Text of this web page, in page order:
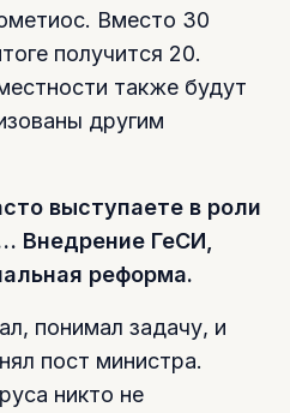
Вместо 30
получится 20.
также будут
другим
выступаете в роли
Внедрение ГеСИ,
реформа.
понимал задачу, и
пост министра.
никто не